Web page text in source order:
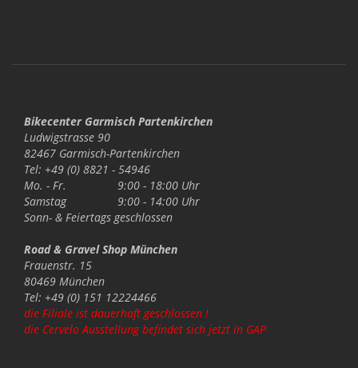
Bikecenter Garmisch Partenkirchen
Ludwigstrasse 90
82467 Garmisch-Partenkirchen
Tel: +49 (0) 8821 - 54946
Mo. - Fr.
9:00 - 18:00 Uhr
Samstag
9:00 - 14:00 Uhr
Sonn- & Feiertags geschlossen
Road & Gravel Shop München
Frauenstr. 15
80469 München
Tel: +49 (0) 151 12224466
die Filiale ist dauerhaft geschlossen !
die Cervelo Ausstellung befindet sich jetzt in GAP